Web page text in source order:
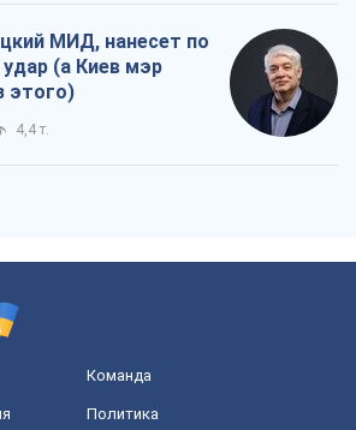
МИД, нанесет по
(а Киев мэр
этого)
4,4 т.
Команда
Политика